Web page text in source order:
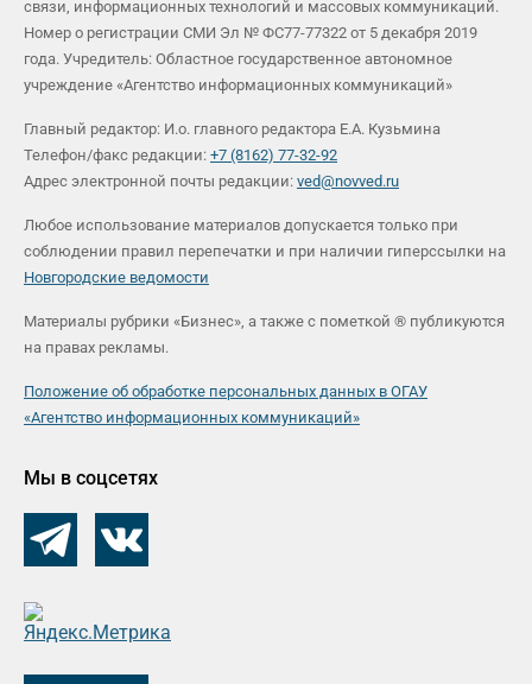
связи, информационных технологий и массовых коммуникаций.
Номер о регистрации СМИ Эл № ФС77-77322 от 5 декабря 2019
года. Учредитель: Областное государственное автономное
учреждение «Агентство информационных коммуникаций»
Главный редактор: И.о. главного редактора Е.А. Кузьмина
Телефон/факс редакции: +7 (8162) 77-32-92
Адрес электронной почты редакции: ved@novved.ru
Любое использование материалов допускается только при
соблюдении правил перепечатки и при наличии гиперссылки на
Новгородские ведомости
Материалы рубрики «Бизнес», а также с пометкой ® публикуются
на правах рекламы.
Положение об обработке персональных данных в ОГАУ
«Агентство информационных коммуникаций»
Мы в соцсетях